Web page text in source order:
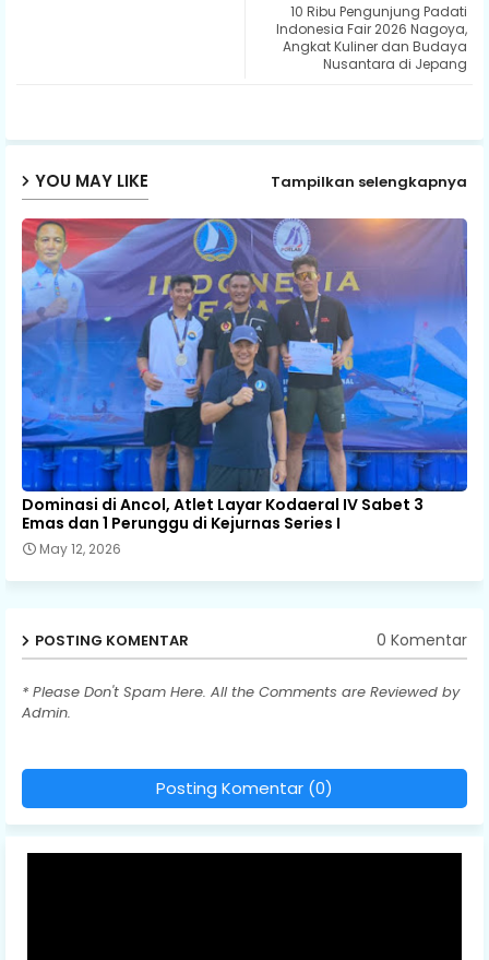
ats
10 Ribu Pengunjung Padati
Indonesia Fair 2026 Nagoya,
Angkat Kuliner dan Budaya
Nusantara di Jepang
YOU MAY LIKE Tampilkan selengkapnya
Dominasi di Ancol, Atlet Layar Kodaeral IV Sabet 3
Emas dan 1 Perunggu di Kejurnas Series I
May 12, 2026
POSTING KOMENTAR 0 Komentar
* Please Don't Spam Here. All the Comments are Reviewed by
Admin.
Posting Komentar (0)